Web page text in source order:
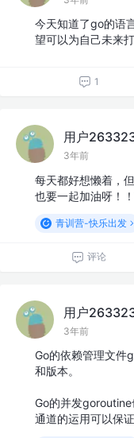
今天知道了go的语
望可以为自己未来
1
用户
3年前
每天都好想懒着，
也要一起加油呀！
青训营-快乐出发
评论
用户
3年前
Go的依赖管理文件
和版本。
Go的并发
通道的运用可以保